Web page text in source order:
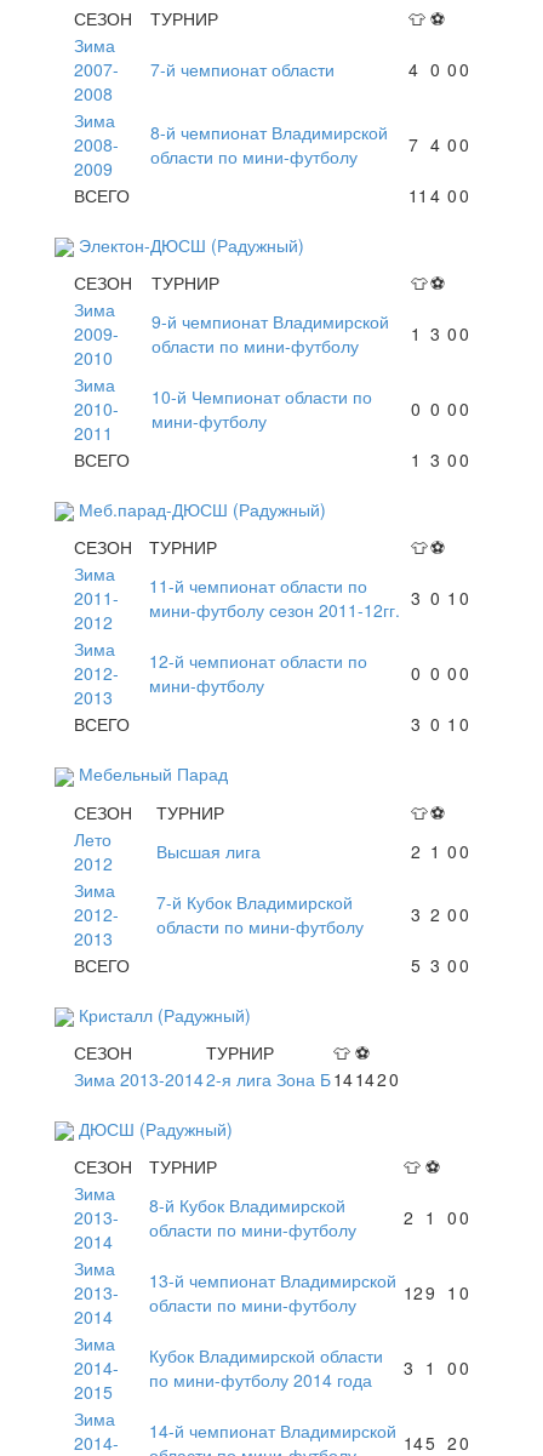
СЕЗОН
ТУРНИР 👕 ⚽
Зима
2007-
2008
7-й чемпионат области 4 0 00
Зима
2008-
2009
8-й чемпионат Владимирской
области по мини-футболу
7 4 00
ВСЕГО 11 4 00
Электон-ДЮСШ (Радужный)
СЕЗОН
ТУРНИР 👕⚽
Зима
2009-
2010
9-й чемпионат Владимирской
области по мини-футболу
1 3 00
Зима
2010-
2011
10-й Чемпионат области по
мини-футболу
0 0 00
ВСЕГО 1 3 00
Меб.парад-ДЮСШ (Радужный)
СЕЗОН
ТУРНИР 👕⚽
Зима
2011-
2012
11-й чемпионат области по
мини-футболу сезон 2011-12гг. 3 0 1 0
Зима
2012-
2013
12-й чемпионат области по
мини-футболу
0 0 00
ВСЕГО 3 0 1 0
Мебельный Парад
СЕЗОН
ТУРНИР 👕⚽
Лето
2012
Высшая лига 2 1 00
Зима
2012-
2013
7-й Кубок Владимирской
области по мини-футболу
3 2 00
ВСЕГО 5 3 00
Кристалл (Радужный)
СЕЗОН
ТУРНИР 👕 ⚽
Зима 2013-20142-я лига Зона Б141420
ДЮСШ (Радужный)
СЕЗОН
ТУРНИР 👕 ⚽
Зима
2013-
2014
8-й Кубок Владимирской
области по мини-футболу
2 1 00
Зима
2013-
2014
13-й чемпионат Владимирской
области по мини-футболу
129 1 0
Зима
2014-
2015
Кубок Владимирской области
по мини-футболу 2014 года
3 1 00
Зима
2014-
14-й чемпионат Владимирской 145 20